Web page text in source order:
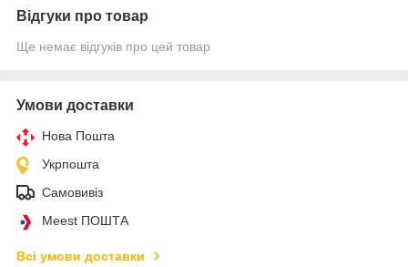
Відгуки про товар
Ще немає відгуків про цей товар
Умови доставки
Нова Пошта
Укрпошта
Самовивіз
Meest ПОШТА
Всі умови доставки